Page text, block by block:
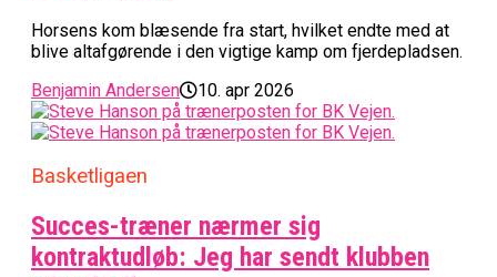
Horsens kom blæsende fra start, hvilket endte med at
blive altafgørende i den vigtige kamp om fjerdepladsen.
Benjamin Andersen
10. apr 2026
Basketligaen
Succes-træner nærmer sig
kontraktudløb: Jeg har sendt klubben